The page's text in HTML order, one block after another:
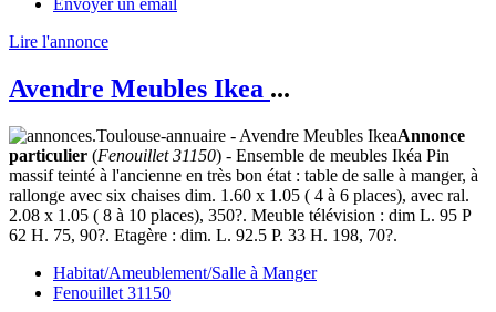
Envoyer un email
Lire l'annonce
Avendre Meubles Ikea ...
Annonce
particulier (Fenouillet 31150) - Ensemble de meubles Ikéa Pin
massif teinté à l'ancienne en très bon état : table de salle à manger, à
rallonge avec six chaises dim. 1.60 x 1.05 ( 4 à 6 places), avec ral.
2.08 x 1.05 ( 8 à 10 places), 350?. Meuble télévision : dim L. 95 P
62 H. 75, 90?. Etagère : dim. L. 92.5 P. 33 H. 198, 70?.
Habitat/Ameublement/Salle à Manger
Fenouillet 31150